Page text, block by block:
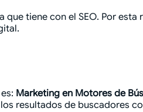
tiene con el SEO. Por
Marketing en Motores de
resultados de buscadores